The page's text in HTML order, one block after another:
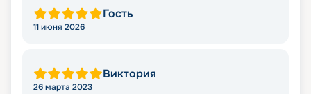
Гость
11 июня 2026
Виктория
26 марта 2023